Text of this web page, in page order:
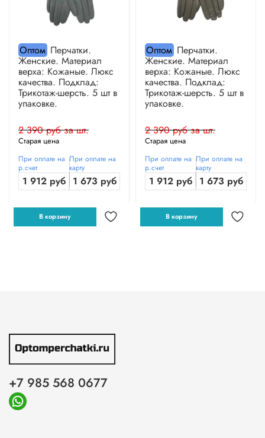
ОптомПерчатки.
Женские. Материал
верха: Кожаные. Люкс
качества. Подклад:
Трикотаж-шерсть. 5 шт в
упаковке.
2 390 руб за шт.
Старая цена
При оплате на
р.счет
1 912 руб
При оплате на
карту
1 673 руб
В корзину
ОптомПерчатки.
Женские. Материал
верха: Кожаные. Люкс
качества. Подклад:
Трикотаж-шерсть. 5 шт в
упаковке.
2 390 руб за шт.
Старая цена
При оплате на
р.счет
1 912 руб
При оплате на
карту
1 673 руб
В корзину
+7 985 568 0677